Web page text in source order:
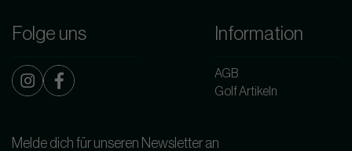
Folge uns Information
AGB
Golf Artikeln
Melde dich für unseren Newsletter an